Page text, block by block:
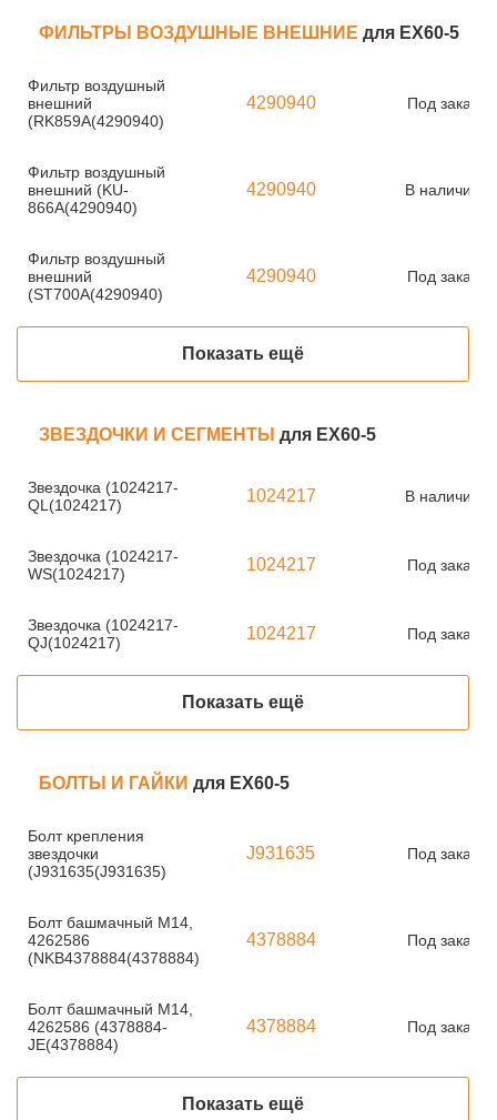
ФИЛЬТРЫ ВОЗДУШНЫЕ ВНЕШНИЕ для EX60-5
Фильтр воздушный
внешний
(RK859A(4290940)
4290940 Под заказ
Фильтр воздушный
внешний (KU-
866A(4290940)
4290940 В наличии
Фильтр воздушный
внешний
(ST700A(4290940)
4290940 Под заказ
Показать ещё
ЗВЕЗДОЧКИ И СЕГМЕНТЫ для EX60-5
Звездочка (1024217-
QL(1024217)
1024217 В наличии
Звездочка (1024217-
WS(1024217)
1024217 Под заказ
Звездочка (1024217-
QJ(1024217)
1024217 Под заказ
Показать ещё
БОЛТЫ И ГАЙКИ для EX60-5
Болт крепления
звездочки
(J931635(J931635)
J931635 Под заказ
Болт башмачный М14,
4262586
(NKB4378884(4378884)
4378884 Под заказ
Болт башмачный М14,
4262586 (4378884-
JE(4378884)
4378884 Под заказ
Показать ещё